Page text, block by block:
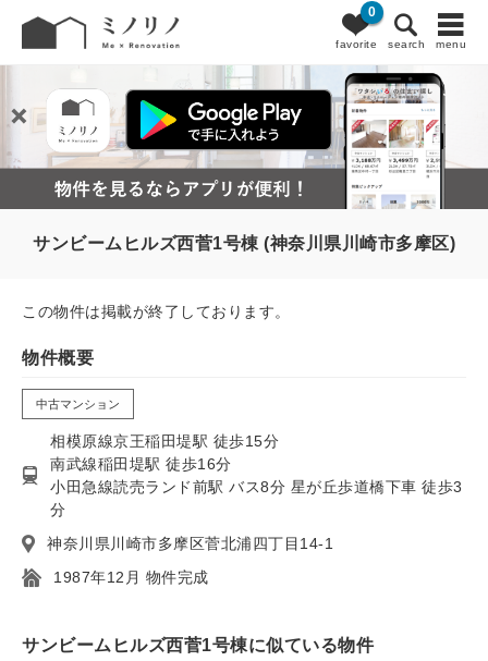
favorite
0
search menu
サンビームヒルズ西菅1号棟 (神奈川県川崎市多摩区)
この物件は掲載が終了しております。
物件概要
中古マンション
相模原線京王稲田堤駅 徒歩15分
南武線稲田堤駅 徒歩16分
小田急線読売ランド前駅 バス8分 星が丘歩道橋下車 徒歩3
分
神奈川県川崎市多摩区菅北浦四丁目14-1
1987年12月 物件完成
サンビームヒルズ西菅1号棟に似ている物件